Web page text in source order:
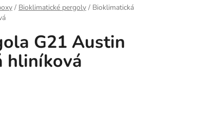
/ Bioklimatické pergoly / Bioklimatická
G21 Austin
hliníková